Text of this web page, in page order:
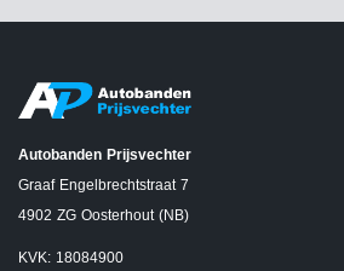
Autobanden Prijsvechter
Graaf Engelbrechtstraat 7
4902 ZG Oosterhout (NB)
KVK: 18084900